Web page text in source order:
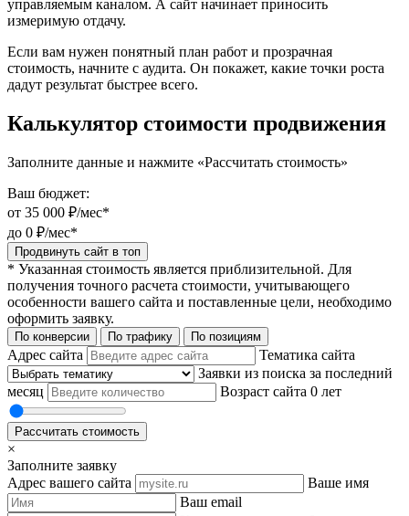
управляемым каналом. А сайт начинает приносить
измеримую отдачу.
Если вам нужен понятный план работ и прозрачная
стоимость, начните с аудита. Он покажет, какие точки роста
дадут результат быстрее всего.
Калькулятор стоимости продвижения
Заполните данные и нажмите «Рассчитать стоимость»
Ваш бюджет:
от 35 000 ₽/мес*
до 0 ₽/мес*
Продвинуть сайт в топ
* Указанная стоимость является приблизительной. Для
получения точного расчета стоимости, учитывающего
особенности вашего сайта и поставленные цели, необходимо
оформить заявку.
По конверсии По трафику По позициям
Адрес сайта
Тематика сайта
Заявки из поиска за последний
месяц
Возраст сайта 0 лет
Рассчитать стоимость
×
Заполните заявку
Адрес вашего сайта
Ваше имя
Ваш email